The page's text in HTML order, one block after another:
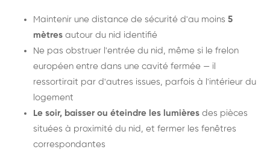
Maintenir une distance de sécurité d'au moins 5
mètres autour du nid identifié
Ne pas obstruer l'entrée du nid, même si le frelon
européen entre dans une cavité fermée — il
ressortirait par d'autres issues, parfois à l'intérieur du
logement
Le soir, baisser ou éteindre les lumières des pièces
situées à proximité du nid, et fermer les fenêtres
correspondantes